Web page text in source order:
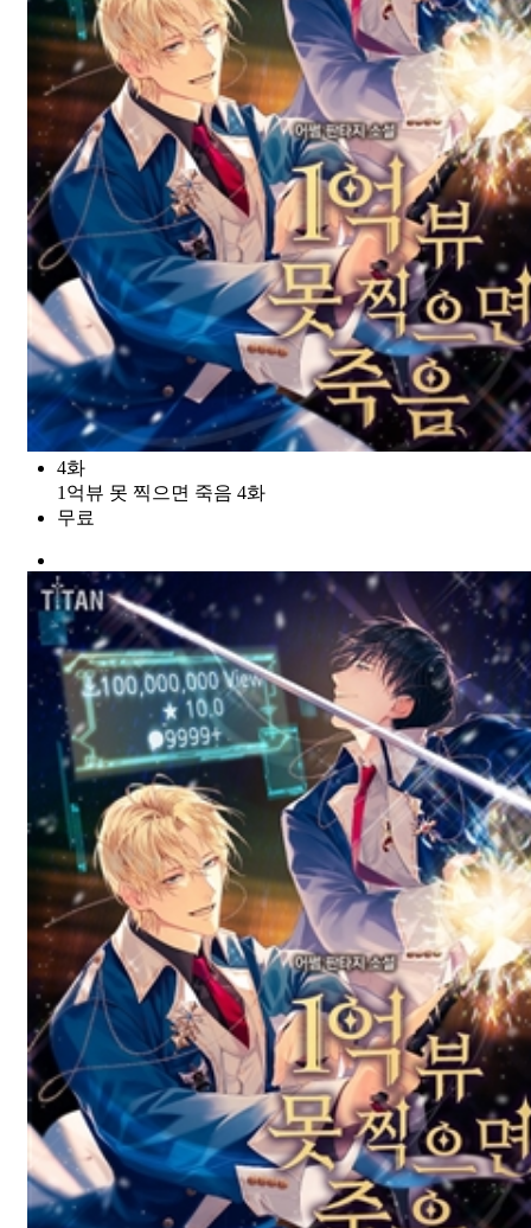
4화
1억뷰 못 찍으면 죽음 4화
무료